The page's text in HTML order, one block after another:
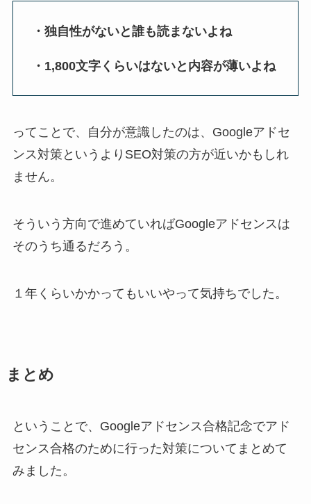
・独自性がないと誰も読まないよね
・1,800文字くらいはないと内容が薄いよね
ってことで、自分が意識したのは、Googleアドセ
ンス対策というよりSEO対策の方が近いかもしれ
ません。
そういう方向で進めていればGoogleアドセンスは
そのうち通るだろう。
１年くらいかかってもいいやって気持ちでした。
まとめ
ということで、Googleアドセンス合格記念でアド
センス合格のために行った対策についてまとめて
みました。